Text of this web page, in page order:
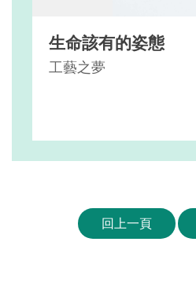
生命該有的姿態
工藝之夢
回上一頁